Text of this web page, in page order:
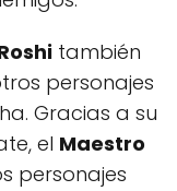
también
personajes
Gracias a su
el Maestro
personajes